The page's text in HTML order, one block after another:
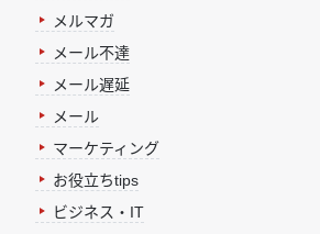
メルマガ
メール不達
メール遅延
メール
マーケティング
お役立ちtips
ビジネス・IT